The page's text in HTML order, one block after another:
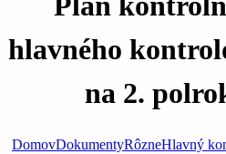
hlavného
na 2.
DomovDokumentyRôzneHlavný